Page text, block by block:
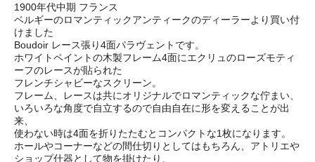
1900年代中期 フランス
ベルギーのロマンティックアンティークのディーラーより買い付
けました
Boudoir レース張り4面パラヴェントです。
ホワイトペイントの木製フレーム4面にエクリュのローズモティ
ーフのレースが貼られた
フレンチシャビーなスクリーン。
フレーム、レースは共にオリジナルでロマンティックな佇まい、
いろいろな角度で自立するので自由自在に形を変えることが出
来、
使わない時は4面を折りたたむとコンパクトな1枚になります。
ホールやコーナーなどの間仕切りとしてはもちろん、アトリエや
ショップ什器として物を掛けたり、